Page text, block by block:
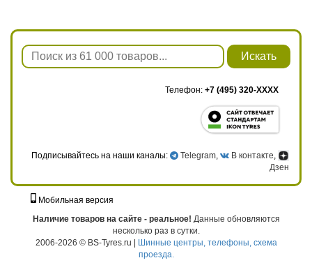
Искать
Телефон: +7 (495) 320-XXXX
Подписывайтесь на наши каналы: Telegram , В контакте
Дзен
Мобильная версия
Наличие товаров на сайте - реальное! Данные обновляются
несколько раз в сутки.
2006-2026 © BS-Tyres.ru | Шинные центры, телефоны, схема
проезда.